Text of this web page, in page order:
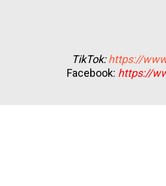
TikTok:https://
Facebook: https://